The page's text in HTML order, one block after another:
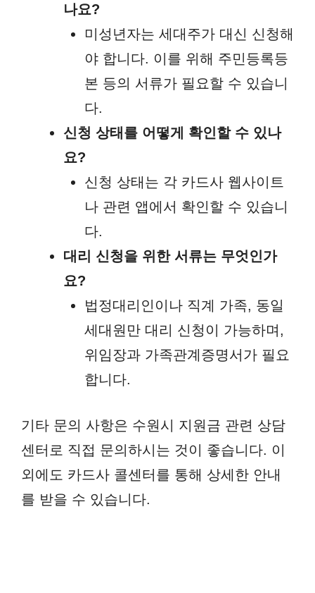
나요?
미성년자는 세대주가 대신 신청해
야 합니다. 이를 위해 주민등록등
본 등의 서류가 필요할 수 있습니
다.
신청 상태를 어떻게 확인할 수 있나
요?
신청 상태는 각 카드사 웹사이트
나 관련 앱에서 확인할 수 있습니
다.
대리 신청을 위한 서류는 무엇인가
요?
법정대리인이나 직계 가족, 동일
세대원만 대리 신청이 가능하며,
위임장과 가족관계증명서가 필요
합니다.
기타 문의 사항은 수원시 지원금 관련 상담
센터로 직접 문의하시는 것이 좋습니다. 이
외에도 카드사 콜센터를 통해 상세한 안내
를 받을 수 있습니다.